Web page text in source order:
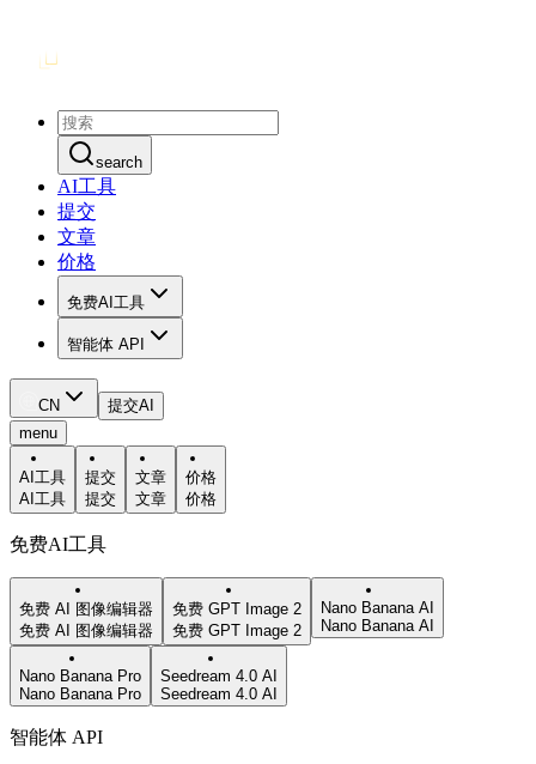
search
AI工具
提交
文章
价格
免费AI工具
智能体 API
CN
提交AI
menu
AI工具
AI工具
提交
提交
文章
文章
价格
价格
免费AI工具
免费 AI 图像编辑器
免费 AI 图像编辑器
免费 GPT Image 2
免费 GPT Image 2
Nano Banana AI
Nano Banana AI
Nano Banana Pro
Nano Banana Pro
Seedream 4.0 AI
Seedream 4.0 AI
智能体 API